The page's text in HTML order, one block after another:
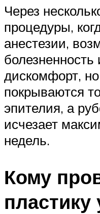
Через
процедуры,
анестезии,
болезненность
дискомфорт,
покрываются
эпителия, а
исчезает
недель.
Кому
пластику